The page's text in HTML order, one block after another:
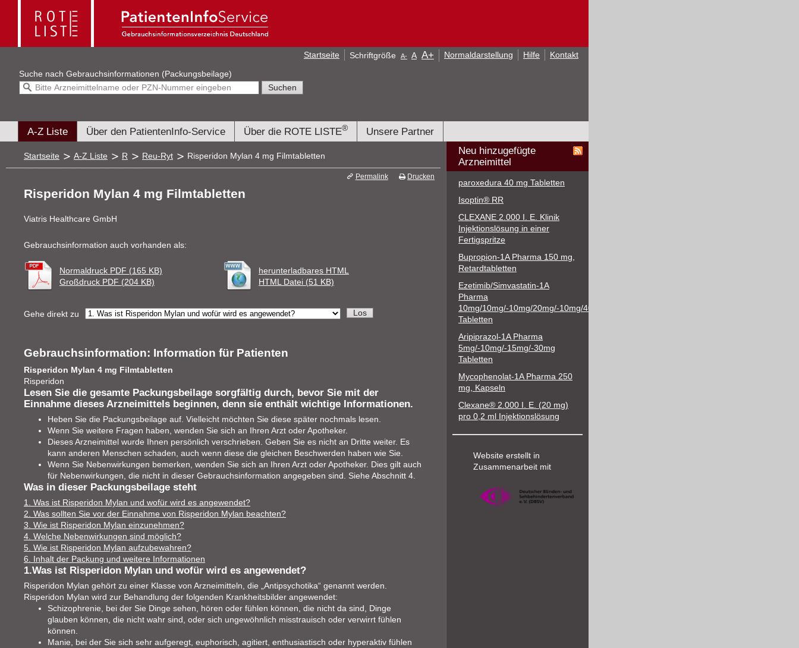
Suche nach Gebrauchsinformationen (Packungsbeilage)
A-Z Liste Über den PatientenInfo-Service Über die ROTE LISTE® Unsere Partner
Startseite Schriftgröße A- A A+ Normaldarstellung Hilfe Kontakt
Startseite A-Z Liste R Reu-Ryt Risperidon Mylan 4 mg Filmtabletten
Risperidon Mylan 4 mg Filmtabletten
Viatris Healthcare GmbH
Gebrauchsinformation auch vorhanden als:
Normaldruck PDF (165 KB)
Großdruck PDF (204 KB)
herunterladbares HTML
HTML Datei (51 KB)
Gehe direkt zu
Gebrauchsinformation: Information für Patienten
Risperidon Mylan 4 mg Filmtabletten
Risperidon
Lesen Sie die gesamte Packungsbeilage sorgfältig durch, bevor Sie mit der
Einnahme dieses Arzneimittels beginnen, denn sie enthält wichtige Informationen.
Heben Sie die Packungsbeilage auf. Vielleicht möchten Sie diese später nochmals lesen.
Wenn Sie weitere Fragen haben, wenden Sie sich an Ihren Arzt oder Apotheker.
Dieses Arzneimittel wurde Ihnen persönlich verschrieben. Geben Sie es nicht an Dritte weiter. Es
kann anderen Menschen schaden, auch wenn diese die gleichen Beschwerden haben wie Sie.
Wenn Sie Nebenwirkungen bemerken, wenden Sie sich an Ihren Arzt oder Apotheker. Dies gilt auch
für Nebenwirkungen, die nicht in dieser Gebrauchsinformation angegeben sind. Siehe Abschnitt 4.
Was in dieser Packungsbeilage steht
1. Was ist Risperidon Mylan und wofür wird es angewendet?
2. Was sollten Sie vor der Einnahme von Risperidon Mylan beachten?
3. Wie ist Risperidon Mylan einzunehmen?
4. Welche Nebenwirkungen sind möglich?
5. Wie ist Risperidon Mylan aufzubewahren?
6. Inhalt der Packung und weitere Informationen
1.Was ist Risperidon Mylan und wofür wird es angewendet?
Risperidon Mylan gehört zu einer Klasse von Arzneimitteln, die „Antipsychotika“ genannt werden.
Risperidon Mylan wird zur Behandlung der folgenden Krankheitsbilder angewendet:
Schizophrenie, bei der Sie Dinge sehen, hören oder fühlen können, die nicht da sind, Dinge
glauben können, die nicht wahr sind, oder sich ungewöhnlich misstrauisch oder verwirrt fühlen
können.
Manie, bei der Sie sich sehr aufgeregt, euphorisch, agitiert, enthusiastisch oder hyperaktiv fühlen
Permalink Drucken
Neu hinzugefügte
Arzneimittel
paroxedura 40 mg Tabletten
Isoptin® RR
CLEXANE 2.000 I. E. Klinik
Injektionslösung in einer
Fertigspritze
Bupropion-1A Pharma 150 mg,
Retardtabletten
Ezetimib/Simvastatin-1A
Pharma
10mg/10mg/-10mg/20mg/-10mg/40mg/-10mg/80mg
Tabletten
Aripiprazol-1A Pharma
5mg/-10mg/-15mg/-30mg
Tabletten
Mycophenolat-1A Pharma 250
mg, Kapseln
Clexane® 2.000 I. E. (20 mg)
pro 0,2 ml Injektionslösung
Website erstellt in
Zusammenarbeit mit